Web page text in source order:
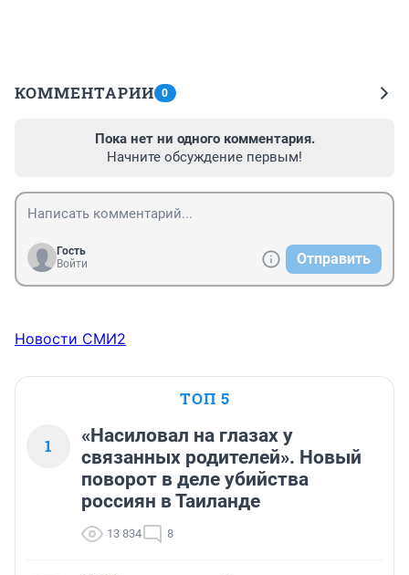
КОММЕНТАРИИ 0
Пока нет ни одного комментария.
Начните обсуждение первым!
Гость
Войти
Отправить
Новости СМИ2
ТОП 5
1
«Насиловал на глазах у
связанных родителей». Новый
поворот в деле убийства
россиян в Таиланде
13 834 8